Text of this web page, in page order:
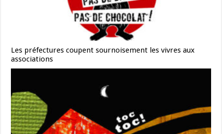
Les préfectures coupent sournoisement les vivres aux
associations